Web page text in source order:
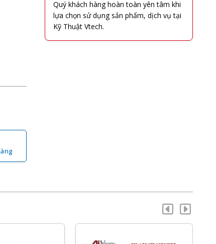
Quý khách hàng hoàn toàn yên tâm khi
lựa chọn sử dụng sản phẩm, dịch vụ tại
Kỹ Thuật Vtech.